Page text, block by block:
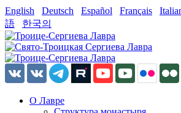
English Deutsch Español Français
語
한국의
О Лавре